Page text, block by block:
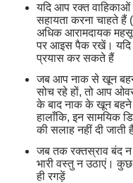
यदि आप रक्त
सहायता करना चाहते
अधिक आरामदायक
पर आइस पैक रखें। यदि
प्रयास कर सकते हैं
जब आप नाक से खून बहने
सोच रहे हों, तो आप
के बाद नाक के खून बहने
हालाँकि, इन सामयिक
की सलाह नहीं दी जाती
जब तक रक्तस्राव बंद
भारी वस्तु न उठाएं।
ही रगड़ें